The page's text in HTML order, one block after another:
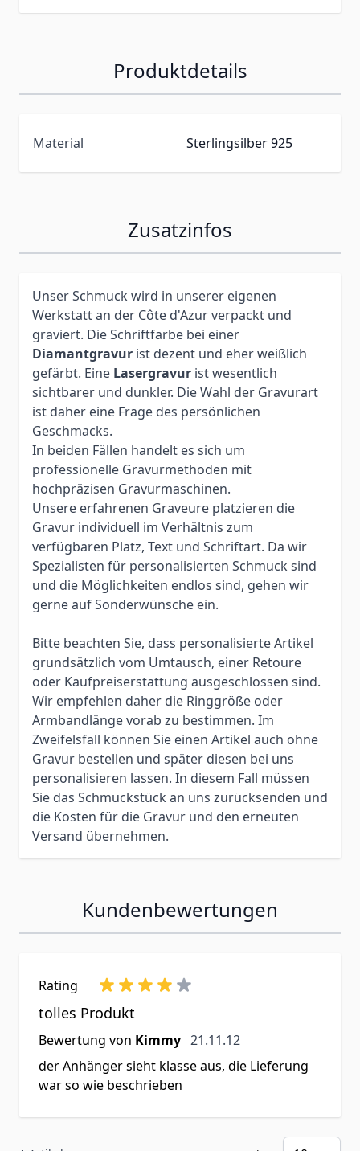
Produktdetails
Material Sterlingsilber 925
Zusatzinfos
Unser Schmuck wird in unserer eigenen
Werkstatt an der Côte d'Azur verpackt und
graviert. Die Schriftfarbe bei einer
Diamantgravur ist dezent und eher weißlich
gefärbt. Eine Lasergravur ist wesentlich
sichtbarer und dunkler. Die Wahl der Gravurart
ist daher eine Frage des persönlichen
Geschmacks.
In beiden Fällen handelt es sich um
professionelle Gravurmethoden mit
hochpräzisen Gravurmaschinen.
Unsere erfahrenen Graveure platzieren die
Gravur individuell im Verhältnis zum
verfügbaren Platz, Text und Schriftart. Da wir
Spezialisten für personalisierten Schmuck sind
und die Möglichkeiten endlos sind, gehen wir
gerne auf Sonderwünsche ein.
Bitte beachten Sie, dass personalisierte Artikel
grundsätzlich vom Umtausch, einer Retoure
oder Kaufpreiserstattung ausgeschlossen sind.
Wir empfehlen daher die Ringgröße oder
Armbandlänge vorab zu bestimmen. Im
Zweifelsfall können Sie einen Artikel auch ohne
Gravur bestellen und später diesen bei uns
personalisieren lassen. In diesem Fall müssen
Sie das Schmuckstück an uns zurücksenden und
die Kosten für die Gravur und den erneuten
Versand übernehmen.
Kundenbewertungen
Rating
tolles Produkt
Bewertung von Kimmy 21. November 2012
21.11.12
der Anhänger sieht klasse aus, die Lieferung
war so wie beschrieben